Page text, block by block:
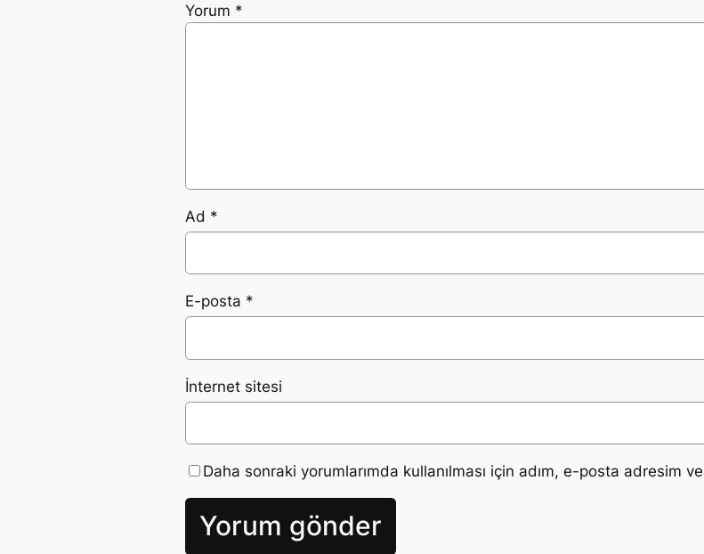
Yorum *
Ad *
E-posta *
İnternet sitesi
Daha sonraki yorumlarımda kullanılması için adım, e-posta adresim